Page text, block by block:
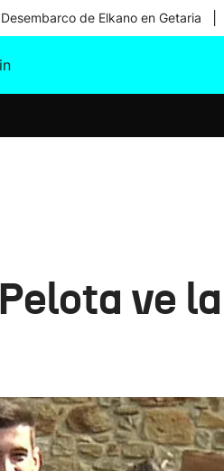
Desembarco de Elkano en Getaria
ve